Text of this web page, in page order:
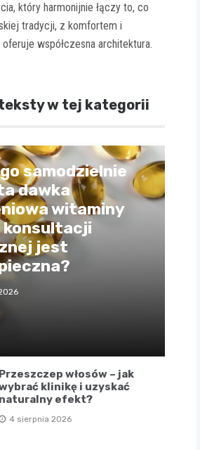
który harmonijnie łączy to, co
tradycji, z komfortem i
współczesna architektura.
teksty w tej kategorii
samodzielnie
dawka
witaminy
konsultacji
jest
Przeszczep włosów – jak
klinikę i uzyskać
naturalny efekt?
4 sierpnia 2026